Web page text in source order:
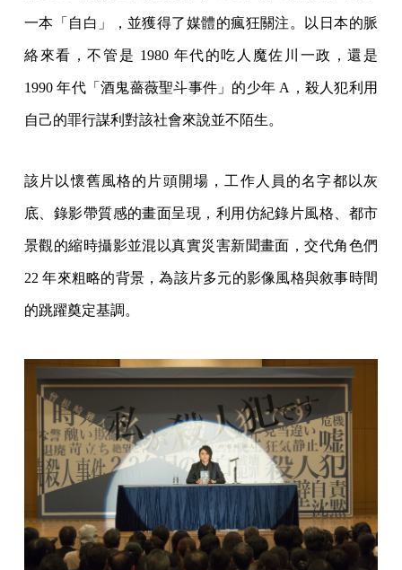
一本「自白」，並獲得了媒體的瘋狂關注。以日本的脈
絡來看，不管是 1980 年代的吃人魔佐川一政，還是
1990 年代「酒鬼薔薇聖斗事件」的少年 A，殺人犯利用
自己的罪行謀利對該社會來說並不陌生。
該片以懷舊風格的片頭開場，工作人員的名字都以灰
底、錄影帶質感的畫面呈現，利用仿紀錄片風格、都市
景觀的縮時攝影並混以真實災害新聞畫面，交代角色們
22 年來粗略的背景，為該片多元的影像風格與敘事時間
的跳躍奠定基調。